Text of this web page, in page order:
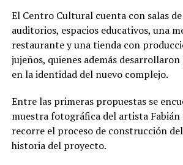
El Centro Cultural cuenta con salas
auditorios, espacios educativos, una
restaurante y una tienda con
jujeños, quienes además
en la identidad del nuevo complejo.
Entre las primeras propuestas se
muestra fotográfica del artista Fabián
recorre el proceso de construcción
historia del proyecto.